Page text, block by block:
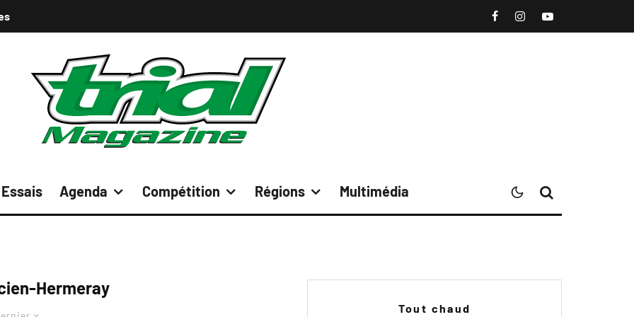
Essais Agenda Compétition Régions Multimédia
Hermeray
Tout chaud